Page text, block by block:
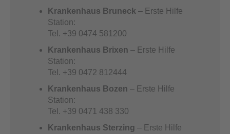
Krankenhaus Bruneck – Erste Hilfe
Station:
Tel. +39 0474 581200
Krankenhaus Brixen – Erste Hilfe
Station:
Tel. +39 0472 812444
Krankenhaus Bozen – Erste Hilfe
Station:
Tel. +39 0471 438 330
Krankenhaus Sterzing – Erste Hilfe